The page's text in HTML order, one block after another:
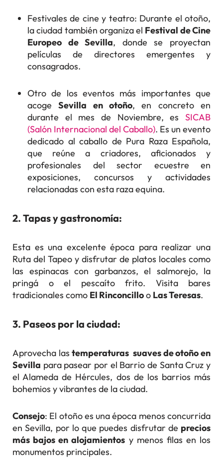
Festivales de cine y teatro: Durante el otoño,
la ciudad también organiza el Festival de Cine
Europeo de Sevilla, donde se proyectan
películas de directores emergentes y
consagrados.
Otro de los eventos más importantes que
acogeSevilla en otoño, en concreto en
durante el mes de Noviembre, es SICAB
(Salón Internacional del Caballo). Es un evento
dedicado al caballo de Pura Raza Española,
que reúne a criadores, aficionados y
profesionales del sector ecuestre en
exposiciones, concursos y actividades
relacionadas con esta raza equina.
2. Tapas y gastronomía:
Esta es una excelente época para realizar una
Ruta del Tapeo y disfrutar de platos locales como
las espinacas con garbanzos, el salmorejo, la
pringá o el pescaíto frito. Visita bares
tradicionales como El Rinconcilloo Las Teresas.
3. Paseos por la ciudad:
Aprovecha lastemperaturas suaves de otoño en
Sevilla para pasear por el Barrio de Santa Cruz y
el Alameda de Hércules, dos de los barrios más
bohemios y vibrantes de la ciudad.
Consejo: El otoño es una época menos concurrida
en Sevilla, por lo que puedes disfrutar de precios
más bajos en alojamientos y menos filas en los
monumentos principales.